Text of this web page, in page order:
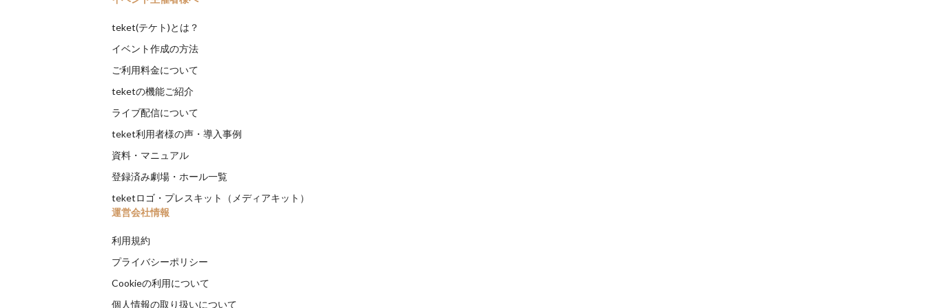
teket(テケト)とは？
イベント作成の方法
ご利用料金について
teketの機能ご紹介
ライブ配信について
teket利用者様の声・導入事例
資料・マニュアル
登録済み劇場・ホール一覧
teketロゴ・プレスキット（メディアキット）
運営会社情報
利用規約
プライバシーポリシー
Cookieの利用について
個人情報の取り扱いについて